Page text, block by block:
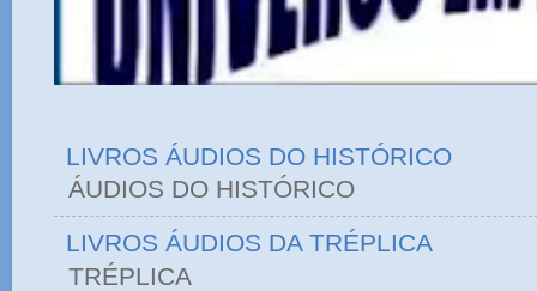
LIVROS ÁUDIOS DO HISTÓRICO
ÁUDIOS DO
LIVROS ÁUDIOS DA TRÉPLICA
TRÉPLICA